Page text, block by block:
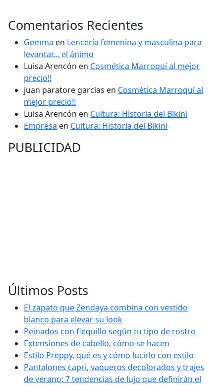
Comentarios Recientes
Gemma en Lencería femenina y masculina para
levantar… el ánimo
Luisa Arencón en Cosmética Marroquí al mejor
precio!!
juan paratore garcias en Cosmética Marroquí al
mejor precio!!
Luisa Arencón en Cultura: Historia del Bikini
Empresa en Cultura: Historia del Bikini
PUBLICIDAD
Últimos Posts
El zapato que Zendaya combina con vestido
blanco para elevar su look
Peinados con flequillo según tu tipo de rostro
Extensiones de cabello, cómo se hacen
Estilo Preppy, qué es y cómo lucirlo con estilo
Pantalones capri, vaqueros decolorados y trajes
de verano: 7 tendencias de lujo que definirán el